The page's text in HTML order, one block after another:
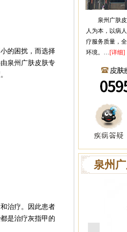
的困扰，而选择
泉州广肤皮肤专
治疗。因此患者
是治疗灰指甲的
泉州广肤
人为本，以病
疗服务质量，
环境。…[详细]
泉州